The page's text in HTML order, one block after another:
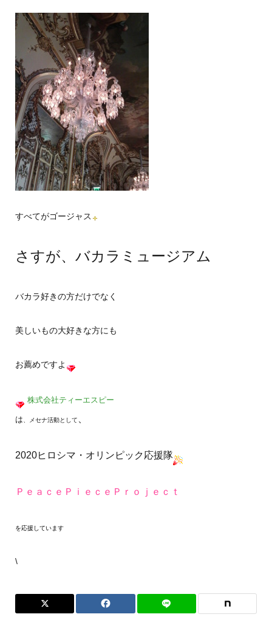
すべてがゴージャス
さすが、バカラミュージアム
バカラ好きの方だけでなく
美しいもの大好きな方にも
お薦めですよ
株式会社ティーエスピー
は 、メセナ活動として
2020ヒロシマ・オリンピック応援隊
ＰｅａｃｅＰｉｅｃｅＰｒｏｊｅｃｔ
を応援しています
\